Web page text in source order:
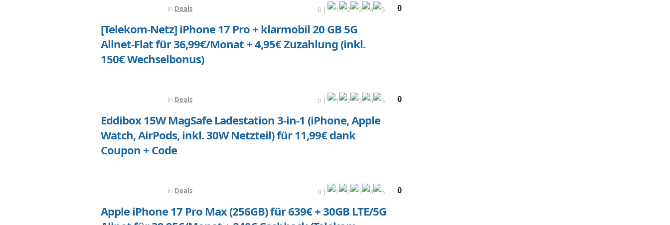
0
0 |
in Deals
[Telekom-Netz] iPhone 17 Pro + klarmobil 20 GB 5G
Allnet-Flat für 36,99€/Monat + 4,95€ Zuzahlung (inkl.
150€ Wechselbonus)
0
0 |
in Deals
Eddibox 15W MagSafe Ladestation 3-in-1 (iPhone, Apple
Watch, AirPods, inkl. 30W Netzteil) für 11,99€ dank
Coupon + Code
0
0 |
in Deals
Apple iPhone 17 Pro Max (256GB) für 639€ + 30GB LTE/5G